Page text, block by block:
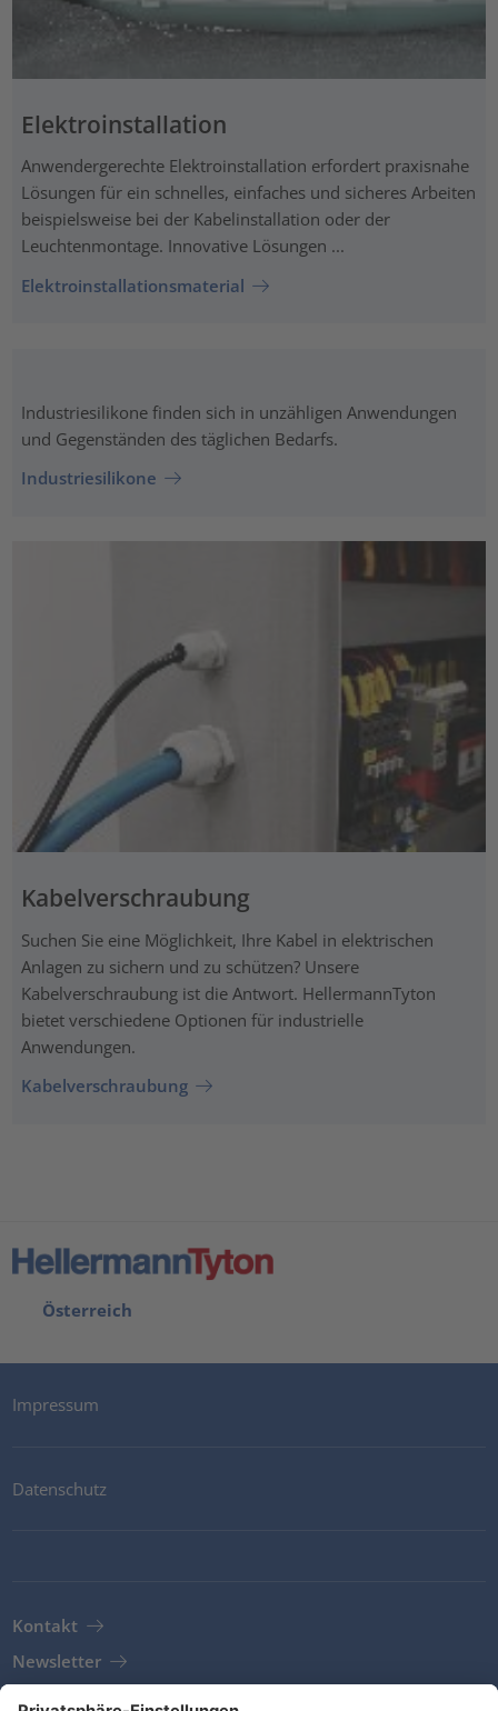
Elektroinstallation
Anwendergerechte Elektroinstallation erfordert praxisnahe
Lösungen für ein schnelles, einfaches und sicheres Arbeiten
beispielsweise bei der Kabelinstallation oder der
Leuchtenmontage. Innovative Lösungen ...
Elektroinstallationsmaterial
Industriesilikone finden sich in unzähligen Anwendungen
und Gegenständen des täglichen Bedarfs.
Industriesilikone
Kabelverschraubung
Suchen Sie eine Möglichkeit, Ihre Kabel in elektrischen
Anlagen zu sichern und zu schützen? Unsere
Kabelverschraubung ist die Antwort. HellermannTyton
bietet verschiedene Optionen für industrielle
Anwendungen.
Kabelverschraubung
Österreich
Impressum
Datenschutz
Kontakt
Newsletter